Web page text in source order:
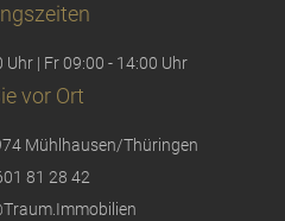
Uhr | Fr 09:00 - 14:00 Uhr
vor Ort
Mühlhausen/Thüringen
81 28 42